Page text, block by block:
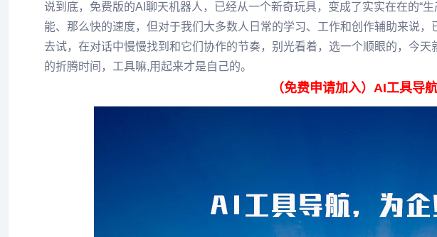
说到底，免费版的AI聊天机器人，已经从一个新奇玩具，变成了实实在在的“
能、那么快的速度，但对于我们大多数人日常的学习、工作和创作辅助来说
去试，在对话中慢慢找到和它们协作的节奏，别光看着，选一个顺眼的，今
的折腾时间，工具嘛,用起来才是自己的。
（免费申请加入）AI工具导